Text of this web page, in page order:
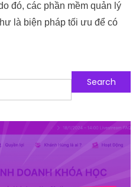
đó, các phần mềm quản lý
là biện pháp tối ưu để có
Follow